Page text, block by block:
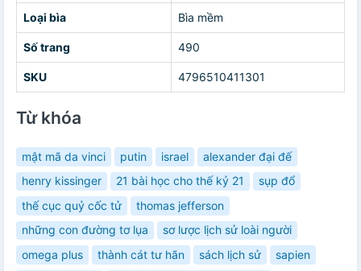
Loại bìa Bìa mềm
Số trang 490
SKU 4796510411301
Từ khóa
mật mã da vinci putin israel
alexander đại đế
henry kissinger
21 bài học cho thế kỷ 21
sụp đổ
thế cục quỷ cốc tử
thomas jefferson
những con đường tơ lụa
sơ lược lịch sử loài người
omega plus
thành cát tư hãn sách lịch sử
sapien